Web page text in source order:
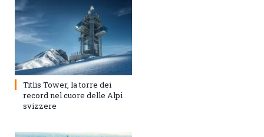
Titlis Tower, la torre dei
record nel cuore delle Alpi
svizzere